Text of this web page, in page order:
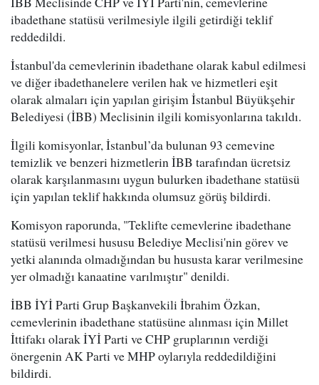
ibadethane statüsü verilmesiyle ilgili getirdiği teklif
reddedildi.
İstanbul'da cemevlerinin ibadethane olarak kabul edilmesi
ve diğer ibadethanelere verilen hak ve hizmetleri eşit
olarak almaları için yapılan girişim İstanbul Büyükşehir
Belediyesi (İBB) Meclisinin ilgili komisyonlarına takıldı.
İlgili komisyonlar, İstanbul’da bulunan 93 cemevine
temizlik ve benzeri hizmetlerin İBB tarafından ücretsiz
olarak karşılanmasını uygun bulurken ibadethane statüsü
için yapılan teklif hakkında olumsuz görüş bildirdi.
Komisyon raporunda, "Teklifte cemevlerine ibadethane
statüsü verilmesi hususu Belediye Meclisi'nin görev ve
yetki alanında olmadığından bu hususta karar verilmesine
yer olmadığı kanaatine varılmıştır" denildi.
İBB İYİ Parti Grup Başkanvekili İbrahim Özkan,
cemevlerinin ibadethane statüsüne alınması için Millet
İttifakı olarak İYİ Parti ve CHP gruplarının verdiği
önergenin AK Parti ve MHP oylarıyla reddedildiğini
bildirdi.